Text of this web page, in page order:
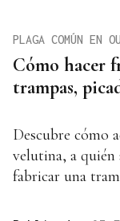
Cómo hacer
trampas,
PLAGA COMÚN EN
Descubre cómo
velutina, a
fabricar una